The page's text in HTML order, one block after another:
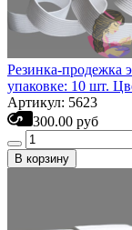
Резинка-продежка
упаковке: 10 шт.
Артикул: 5623
300.00 руб
В корзину